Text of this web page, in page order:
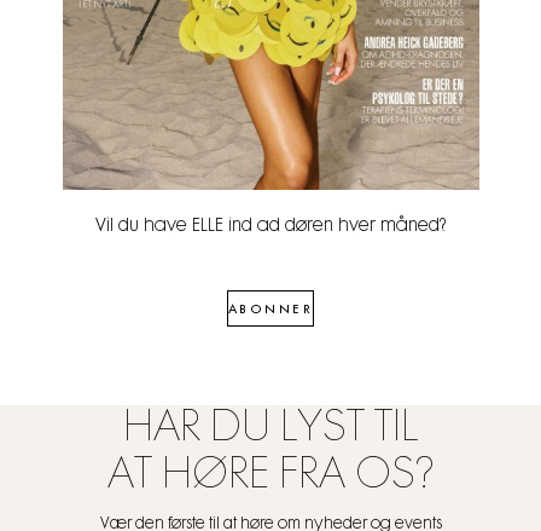
Vil du have ELLE ind ad døren hver måned?
ABONNER
HAR DU LYST TIL
AT HØRE FRA OS?
Vær den første til at høre om nyheder og events